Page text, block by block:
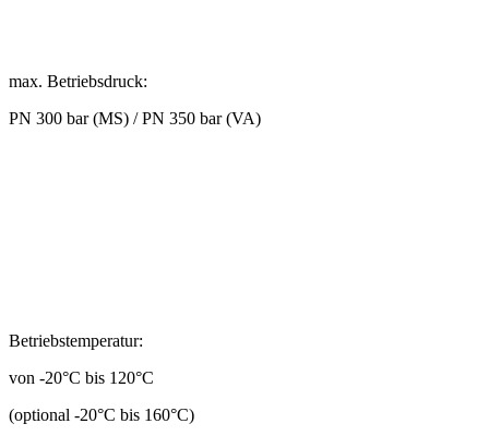
max. Betriebsdruck:
PN 300 bar (MS) / PN 350 bar (VA)
Betriebstemperatur:
von -20°C bis 120°C
(optional -20°C bis 160°C)